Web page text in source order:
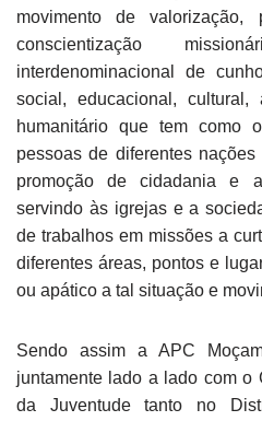
movimento de valorização,
conscientização
interdenominacional de
social, educacional, cultural,
humanitário que tem como
pessoas de diferentes
promoção de cidadania e
servindo às igrejas e a
de trabalhos em missões a
diferentes áreas, pontos e
ou apático a tal situação e
Sendo assim a APC
juntamente lado a lado com o
da Juventude tanto no